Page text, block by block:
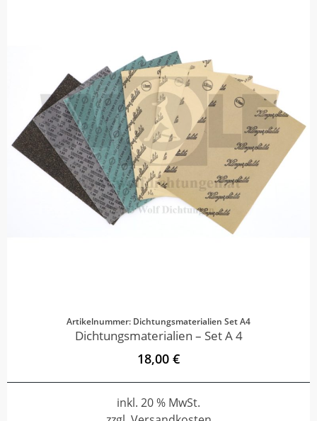
Artikelnummer: Dichtungsmaterialien Set A4
Dichtungsmaterialien – Set A 4
18,00 €
inkl. 20 % MwSt.